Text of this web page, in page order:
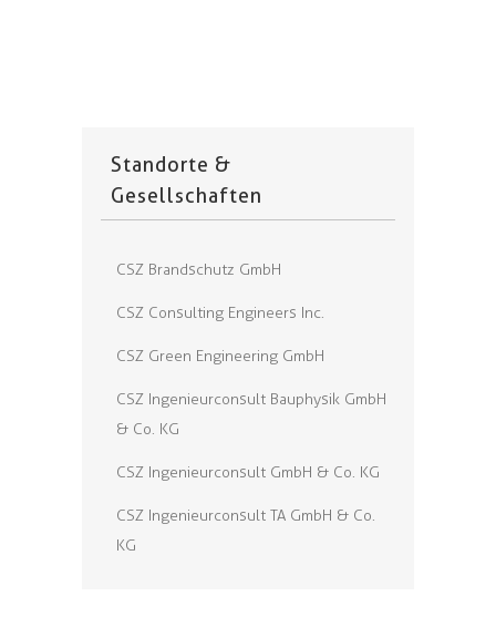
Standorte &
Gesellschaften
CSZ Brandschutz GmbH
CSZ Consulting Engineers Inc.
CSZ Green Engineering GmbH
CSZ Ingenieurconsult Bauphysik GmbH
& Co. KG
CSZ Ingenieurconsult GmbH & Co. KG
CSZ Ingenieurconsult TA GmbH & Co.
KG